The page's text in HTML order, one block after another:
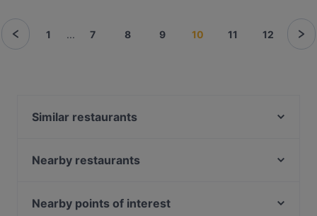
1 ... 7 8 9 10 11 12
Similar restaurants
Blankenese Strandhof
Asia Mekong
Nearby restaurants
Burger Village
Nearby points of interest